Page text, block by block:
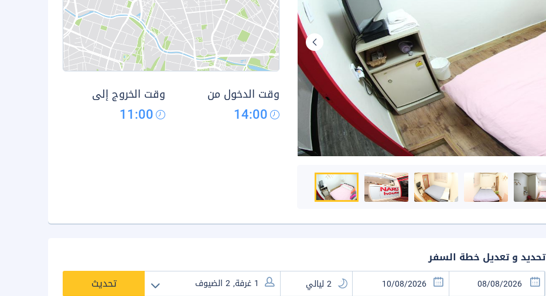
وقت الدخول من
14:00
وقت الخروج إلى
11:00
تحديد و تعديل خطة السفر
تحديث